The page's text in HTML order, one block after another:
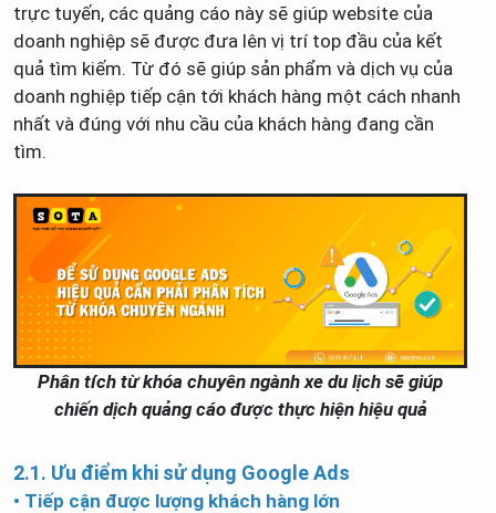
trực tuyến, các quảng cáo này sẽ giúp website của
doanh nghiệp sẽ được đưa lên vị trí top đầu của kết
quả tìm kiếm. Từ đó sẽ giúp sản phẩm và dịch vụ của
doanh nghiệp tiếp cận tới khách hàng một cách nhanh
nhất và đúng với nhu cầu của khách hàng đang cần
tìm.
Phân tích từ khóa chuyên ngành xe du lịch sẽ giúp
chiến dịch quảng cáo được thực hiện hiệu quả
2.1. Ưu điểm khi sử dụng Google Ads
• Tiếp cận được lượng khách hàng lớn